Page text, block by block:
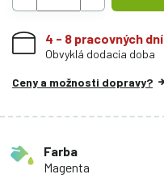
4 - 8 pracovných dní
Obvyklá dodacia doba
Ceny a možnosti dopravy?
Farba
Magenta